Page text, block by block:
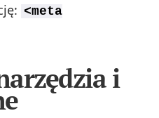
<meta
i